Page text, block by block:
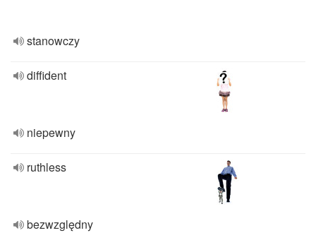
stanowczy
diffident
niepewny
ruthless
bezwzględny